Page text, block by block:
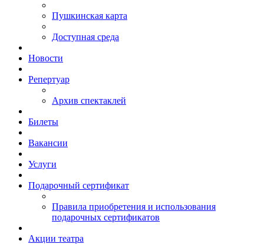
Пушкинская карта
Доступная среда
Новости
Репертуар
Архив спектаклей
Билеты
Вакансии
Услуги
Подарочный сертификат
Правила приобретения и использования
подарочных сертификатов
Акции театра